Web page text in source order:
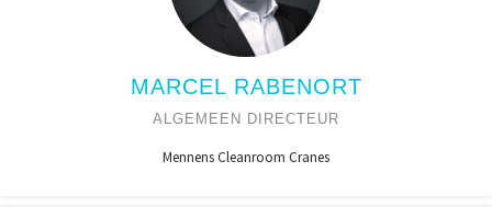
MARCEL RABENORT
ALGEMEEN DIRECTEUR
Mennens Cleanroom Cranes